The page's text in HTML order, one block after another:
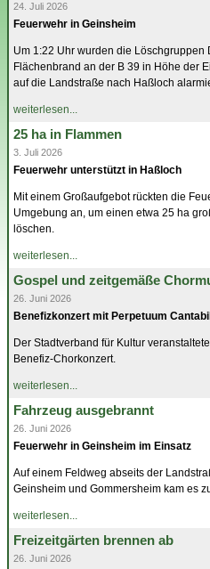
24. Juli 2026
Feuerwehr in Geinsheim
Um 1:22 Uhr wurden die
Flächenbrand an der B 39 in Höhe der
auf die Landstraße nach Haßloch
weiterlesen...
25 ha in Flammen
3. Juli 2026
Feuerwehr unterstützt in Haßloch
Mit einem Großaufgebot rückten die
Umgebung an, um einen etwa 25 ha
löschen.
weiterlesen...
Gospel und zeitgemäße
26. Juni 2026
Benefizkonzert mit Perpetuum
Der Stadtverband für Kultur
Benefiz-Chorkonzert.
weiterlesen...
Fahrzeug ausgebrannt
26. Juni 2026
Feuerwehr in Geinsheim im Einsatz
Auf einem Feldweg abseits der
Geinsheim und Gommersheim kam es
weiterlesen...
Freizeitgärten brennen ab
26. Juni 2026